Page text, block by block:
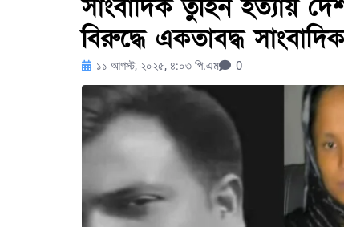
সাংবাদিক তুহিন হত্যায়
বিরুদ্ধে একতাবদ্ধ
১১ আগস্ট, ২০২৫, ৪:০৩ পি.এম 0